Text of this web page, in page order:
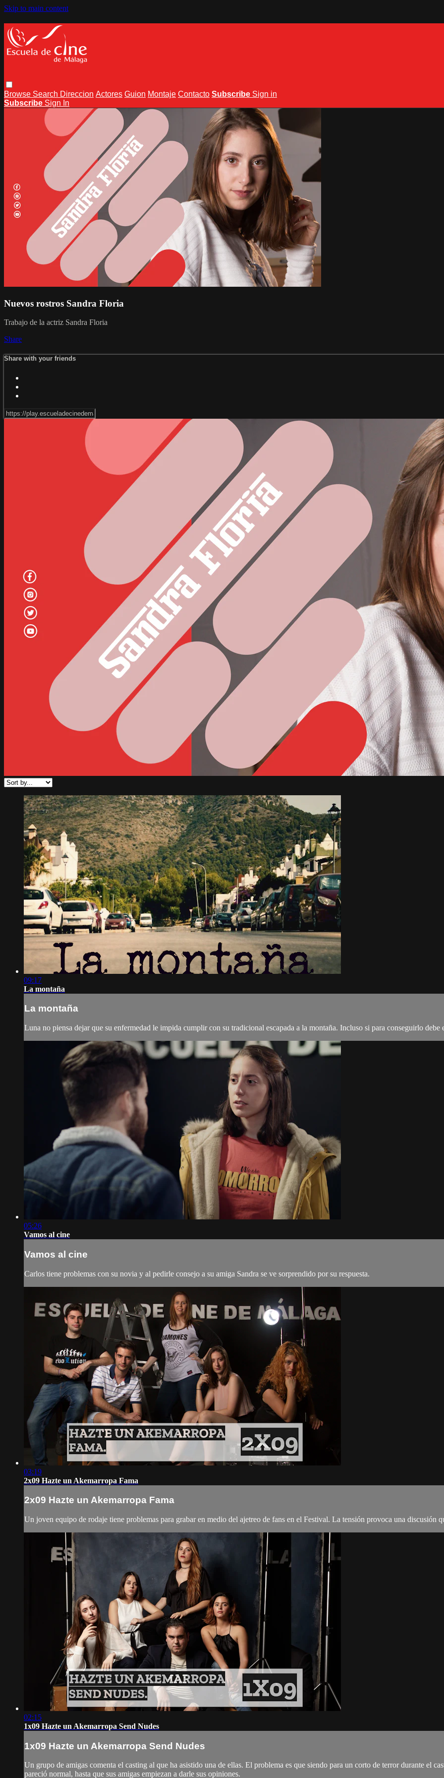
Skip to main content
Browse Search Direccion Actores Guion Montaje Contacto Subscribe Sign in
Subscribe Sign In
Nuevos rostros Sandra Floria
Trabajo de la actriz Sandra Floria
Share
Share with your friends
09:17
La montaña
La montaña
Luna no piensa dejar que su enfermedad le impida cumplir con su tradicional escapada a la montaña. Incluso si para conseguirlo debe
05:26
Vamos al cine
Vamos al cine
Carlos tiene problemas con su novia y al pedirle consejo a su amiga Sandra se ve sorprendido por su respuesta.
03:19
2x09 Hazte un Akemarropa Fama
2x09 Hazte un Akemarropa Fama
Un joven equipo de rodaje tiene problemas para grabar en medio del ajetreo de fans en el Festival. La tensión provoca una discusión
02:15
1x09 Hazte un Akemarropa Send Nudes
1x09 Hazte un Akemarropa Send Nudes
Un grupo de amigas comenta el casting al que ha asistido una de ellas. El problema es que siendo para un corto de terror durante el
pareció normal, hasta que sus amigas empiezan a darle sus opiniones.